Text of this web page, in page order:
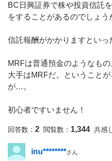
BC日興証券で株や投資信託
をすることがあるのでしょう
信託報酬がかかりますといっ
MRFは普通預金のようなも
大手はMRFだ。ということ
が…。
初心者ですいません！
回答数： 2 閲覧数： 1,344 共感
inu********さん